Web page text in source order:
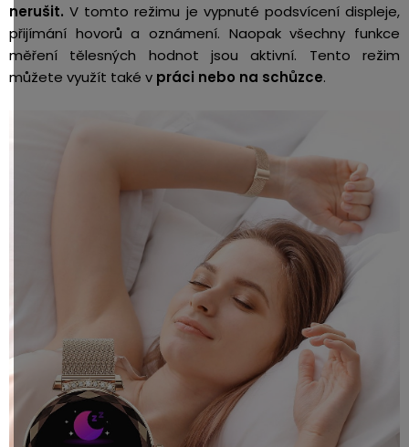
nerušit. V tomto režimu je vypnuté podsvícení displeje,
přijímání hovorů a oznámení. Naopak všechny funkce
měření tělesných hodnot jsou aktivní. Tento režim
můžete využít také v práci nebo na schůzce.